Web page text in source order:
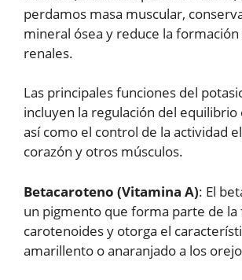
perdamos masa muscular,
mineral ósea y reduce la formación
renales.
Las principales funciones del
incluyen la regulación del equilibrio
así como el control de la actividad
corazón y otros músculos.
Betacaroteno (Vitamina A): El
un pigmento que forma parte de la
carotenoides y otorga el
amarillento o anaranjado a los